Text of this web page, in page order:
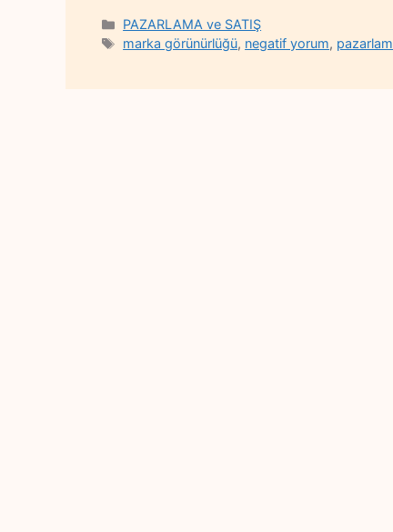
Categories
PAZARLAMA ve SATIŞ
Tags
marka görünürlüğü, negatif yorum,